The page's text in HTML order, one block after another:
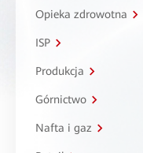
Opieka zdrowotna
ISP
Produkcja
Górnictwo
Nafta i gaz